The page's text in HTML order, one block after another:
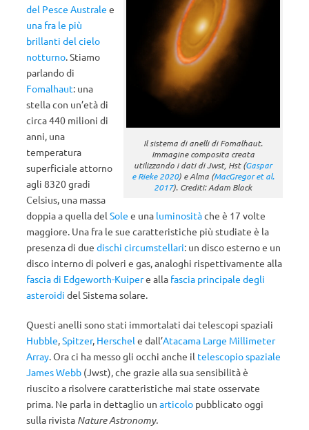
Il sistema di anelli di Fomalhaut.
Immagine composita creata
utilizzando i dati di Jwst, Hst (Gaspar
e Rieke 2020) e Alma (MacGregor et al.
2017). Crediti: Adam Block
del Pesce Australe e
una fra le più
brillanti del cielo
notturno. Stiamo
parlando di
Fomalhaut: una
stella con un’età di
circa 440 milioni di
anni, una
temperatura
superficiale attorno
agli 8320 gradi
Celsius, una massa
doppia a quella del Sole e una luminositàche è 17 volte
maggiore. Una fra le sue caratteristiche più studiate è la
presenza di due dischi circumstellari: un disco esterno e un
disco interno di polveri e gas, analoghi rispettivamente alla
fascia di Edgeworth-Kuipere alla fascia principale degli
asteroidi del Sistema solare.
Questi anelli sono stati immortalati dai telescopi spaziali
Hubble,Spitzer, Herschel e dall’Atacama Large Millimeter
Array. Ora ci ha messo gli occhi anche il telescopio spaziale
James Webb (Jwst), che grazie alla sua sensibilità è
riuscito a risolvere caratteristiche mai state osservate
prima. Ne parla in dettaglio un articolo pubblicato oggi
sulla rivista Nature Astronomy.